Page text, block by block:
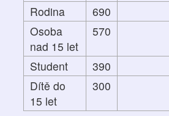
Rodina
690
Osoba
nad 15 let
570
Student
390
Dítě do
15 let
300